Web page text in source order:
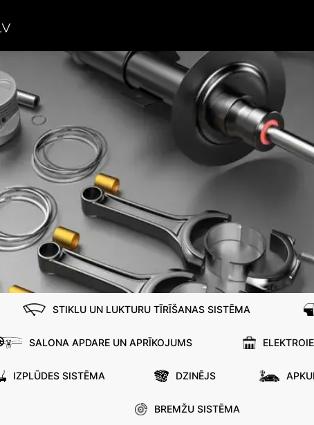
STIKLU UN LUKTURU TĪRĪŠANAS SISTĒMA
SALONA APDARE UN APRĪKOJUMS
IZPLŪDES SISTĒMA DZINĒJS
BREMŽU SISTĒMA